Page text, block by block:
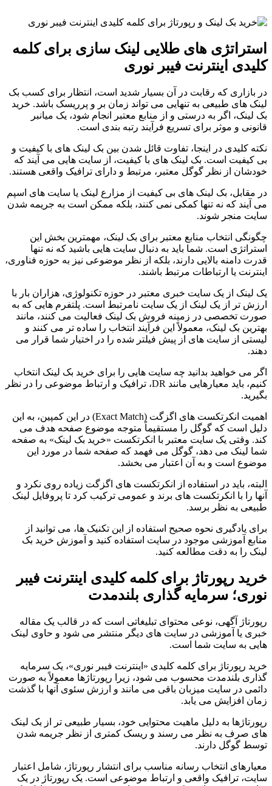
استراتژی های طلایی لینک سازی برای کلمه
کلیدی اینترنت فیبر نوری
در بازاری که رقابت در آن بسیار شدید است، انتظار برای کسب بک
لینک های طبیعی به تنهایی می تواند زمان بر و پرریسک باشد. خرید
بک لینک، اگر به درستی و از منابع معتبر انجام شود، یک میانبر
قانونی و موثر برای تسریع فرآیند رتبه بندی است.
نکته کلیدی در اینجا، تفاوت قائل شدن بین بک لینک های با کیفیت و
بی کیفیت است. بک لینک های با کیفیت، از سایت هایی می آیند که
خودشان از نظر گوگل معتبر، مرتبط و دارای ترافیک واقعی هستند.
در مقابل، بک لینک های بی کیفیت از مزارع لینک یا سایت های اسپم
می آیند که نه تنها کمکی نمی کنند، بلکه ممکن است به جریمه شدن
سایت منجر شوند.
چگونگی انتخاب منابع معتبر برای بک لینک، مهمترین بخش این
استراتژی است. شما باید به دنبال سایت هایی باشید که نه تنها
قدرت دامنه بالایی دارند، بلکه از نظر موضوعی نیز به حوزه فناوری،
اینترنت یا ارتباطات مرتبط باشند.
یک لینک از یک سایت خبری معتبر در حوزه تکنولوژی، هزاران بار با
ارزش تر از یک لینک از یک سایت نامرتبط است. پلتفرم هایی که به
صورت تخصصی در زمینه فروش بک لینک فعالیت می کنند، مانند
بهترین بک لینک، معمولاً این فرآیند انتخاب را ساده تر می کنند و
لیستی از سایت های از پیش فیلتر شده را در اختیار شما قرار می
دهند.
اگر می خواهید بدانید چه سایت هایی را برای خرید بک لینک انتخاب
کنیم، باید معیارهایی مانند DR، ترافیک و ارتباط موضوعی را در نظر
بگیرید.
اهمیت انکرتکست های اگزگت (Exact Match) در این کمپین، به این
دلیل است که گوگل را مستقیماً متوجه موضوع صفحه هدف می
کند. وقتی یک سایت معتبر با انکرتکست «خرید بک لینک» به صفحه
شما لینک می دهد، گوگل می فهمد که صفحه شما در مورد این
موضوع است و به آن اعتبار می بخشد.
البته، باید در استفاده از انکرتکست های اگزگت زیاده روی نکرد و
آنها را با انکرتکست های برند و عمومی ترکیب کرد تا پروفایل لینک
طبیعی به نظر برسد.
برای یادگیری نحوه صحیح استفاده از این تکنیک ها، می توانید از
منابع آموزشی موجود در سایت استفاده کنید و آموزش خرید بک
لینک را به دقت مطالعه کنید.
خرید رپورتاژ برای کلمه کلیدی اینترنت فیبر
نوری؛ سرمایه گذاری بلندمدت
رپورتاژ آگهی، نوعی محتوای تبلیغاتی است که در قالب یک مقاله
خبری یا آموزشی در سایت های دیگر منتشر می شود و حاوی لینک
هایی به سایت شما است.
خرید رپورتاژ برای کلمه کلیدی «اینترنت فیبر نوری»، یک سرمایه
گذاری بلندمدت محسوب می شود، زیرا رپورتاژها معمولاً به صورت
دائمی در سایت میزبان باقی می مانند و ارزش سئوی آنها با گذشت
زمان افزایش می یابد.
رپورتاژها به دلیل ماهیت محتوایی خود، بسیار طبیعی تر از بک لینک
های صرف به نظر می رسند و ریسک کمتری از نظر جریمه شدن
توسط گوگل دارند.
معیارهای انتخاب رسانه مناسب برای انتشار رپورتاژ، شامل اعتبار
سایت، ترافیک واقعی و ارتباط موضوعی است. یک رپورتاژ در یک